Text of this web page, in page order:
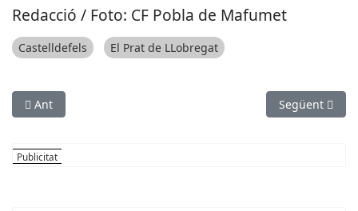
Redacció / Foto: CF Pobla de Mafumet
Castelldefels El Prat de LLobregat
Article anterior: ESPORTS (FUTBOL FEMENÍ, PRIMERA
Ant Article
Següent